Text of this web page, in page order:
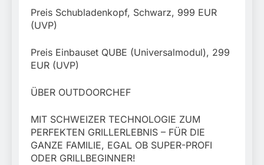
Preis Schubladenkopf, Schwarz, 999 EUR
(UVP)
Preis Einbauset QUBE (Universalmodul), 299
EUR (UVP)
ÜBER OUTDOORCHEF
MIT SCHWEIZER TECHNOLOGIE ZUM
PERFEKTEN GRILLERLEBNIS – FÜR DIE
GANZE FAMILIE, EGAL OB SUPER-PROFI
ODER GRILLBEGINNER!